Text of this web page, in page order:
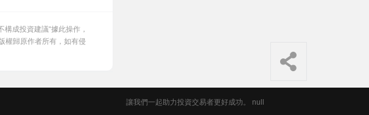
成投資建議“據此操作，
權歸原作者所有，如有侵
讓我們一起助力投資交易者更好成功。 null